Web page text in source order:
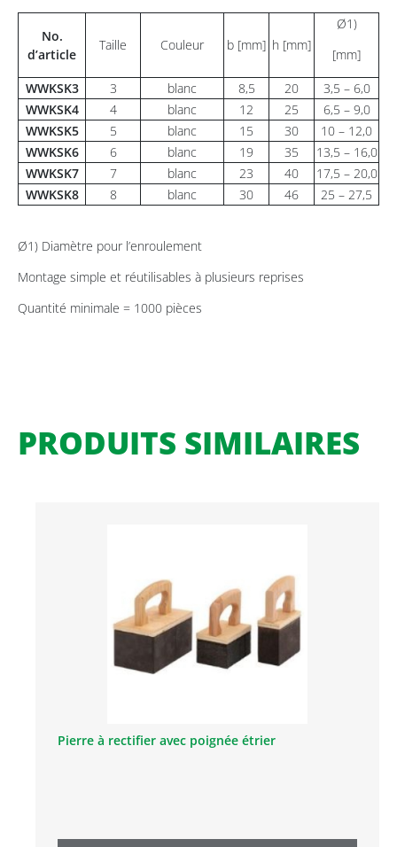
No.
d’article
Taille Couleur b [mm] h [mm]
Ø1)
[mm]
WWKSK3
3 blanc 8,5 20
3,5 – 6,0
WWKSK4
4 blanc 12 25
6,5 – 9,0
WWKSK5
5 blanc 15 30
10 – 12,0
WWKSK6
6 blanc 19 35
13,5 – 16,0
WWKSK7
7 blanc 23 40
17,5 – 20,0
WWKSK8
8 blanc 30 46 25 – 27,5
Ø1) Diamètre pour l’enroulement
Montage simple et réutilisables à plusieurs reprises
Quantité minimale = 1000 pièces
PRODUITS SIMILAIRES
Pierre à rectifier avec poignée étrier